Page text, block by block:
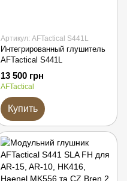
Артикул: AFTactical S441L
Интегрированный глушитель
AFTactical S441L
13 500 грн
AFTactical
Купить